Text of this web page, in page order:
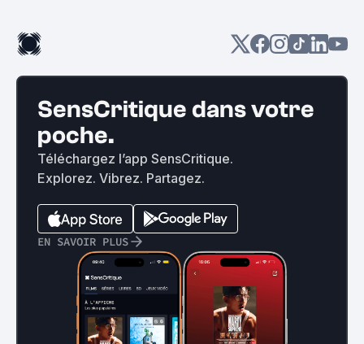
SensCritique dans votre
poche.
Téléchargez l’app SensCritique.
Explorez. Vibrez. Partagez.
EN SAVOIR PLUS